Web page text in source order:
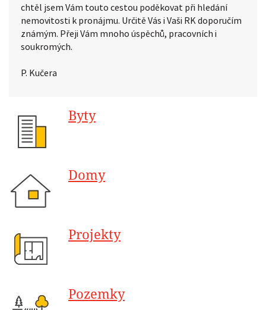
chtěl jsem Vám touto cestou poděkovat při hledání
nemovitosti k pronájmu. Určitě Vás i Vaši RK doporučím
známým. Přeji Vám mnoho úspěchů, pracovních i
soukromých.
P. Kučera
Byty
Domy
Projekty
Pozemky